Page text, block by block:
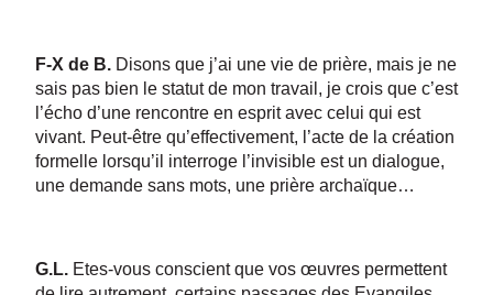
F-X de B. Disons que j’ai une vie de prière, mais je ne
sais pas bien le statut de mon travail, je crois que c’est
l’écho d’une rencontre en esprit avec celui qui est
vivant. Peut-être qu’effectivement, l’acte de la création
formelle lorsqu’il interroge l’invisible est un dialogue,
une demande sans mots, une prière archaïque…
G.L. Etes-vous conscient que vos œuvres permettent